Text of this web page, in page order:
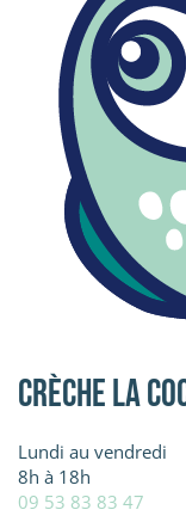
Crèche La
Lundi au vendredi
8h à 18h
09 53 83 83 47